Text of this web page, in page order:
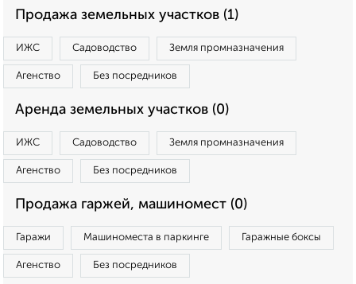
Продажа земельных участков (1)
ИЖС Садоводство Земля промназначения
Агенство Без посредников
Аренда земельных участков (0)
ИЖС Садоводство Земля промназначения
Агенство Без посредников
Продажа гаржей, машиномест (0)
Гаражи Машиноместа в паркинге Гаражные боксы
Агенство Без посредников